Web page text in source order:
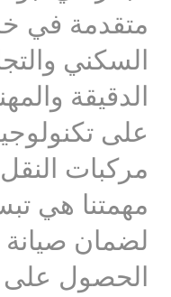
متقدمة في
السكني
الدقيقة
على
مركبات
مهمتنا هي
لضمان صيانة
الحصول على